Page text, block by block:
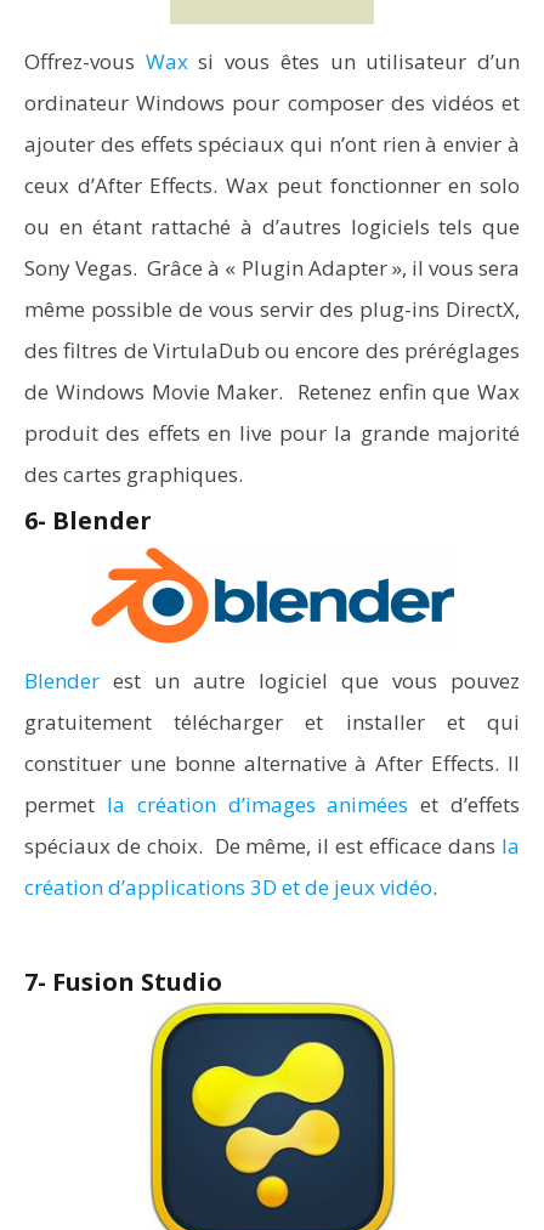
Offrez-vous Waxsi vous êtes un utilisateur d’un
ordinateur Windows pour composer des vidéos et
ajouter des effets spéciaux qui n’ont rien à envier à
ceux d’After Effects. Wax peut fonctionner en solo
ou en étant rattaché à d’autres logiciels tels que
Sony Vegas. Grâce à « Plugin Adapter », il vous sera
même possible de vous servir des plug-ins DirectX,
des filtres de VirtulaDub ou encore des préréglages
de Windows Movie Maker. Retenez enfin que Wax
produit des effets en live pour la grande majorité
des cartes graphiques.
6- Blender
Blender est un autre logiciel que vous pouvez
gratuitement télécharger et installer et qui
constituer une bonne alternative à After Effects. Il
permet la création d’images animées et d’effets
spéciaux de choix. De même, il est efficace dans la
création d’applications 3D et de jeux vidéo.
7- Fusion Studio